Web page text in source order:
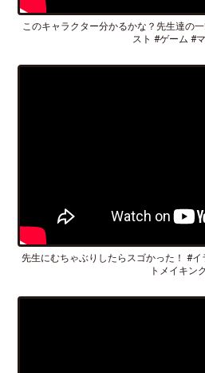
このキャラクター分かるかな？先生達の
スト #ゲーム #
先生にむちゃぶりしたらスゴかった！ #
トメイキン